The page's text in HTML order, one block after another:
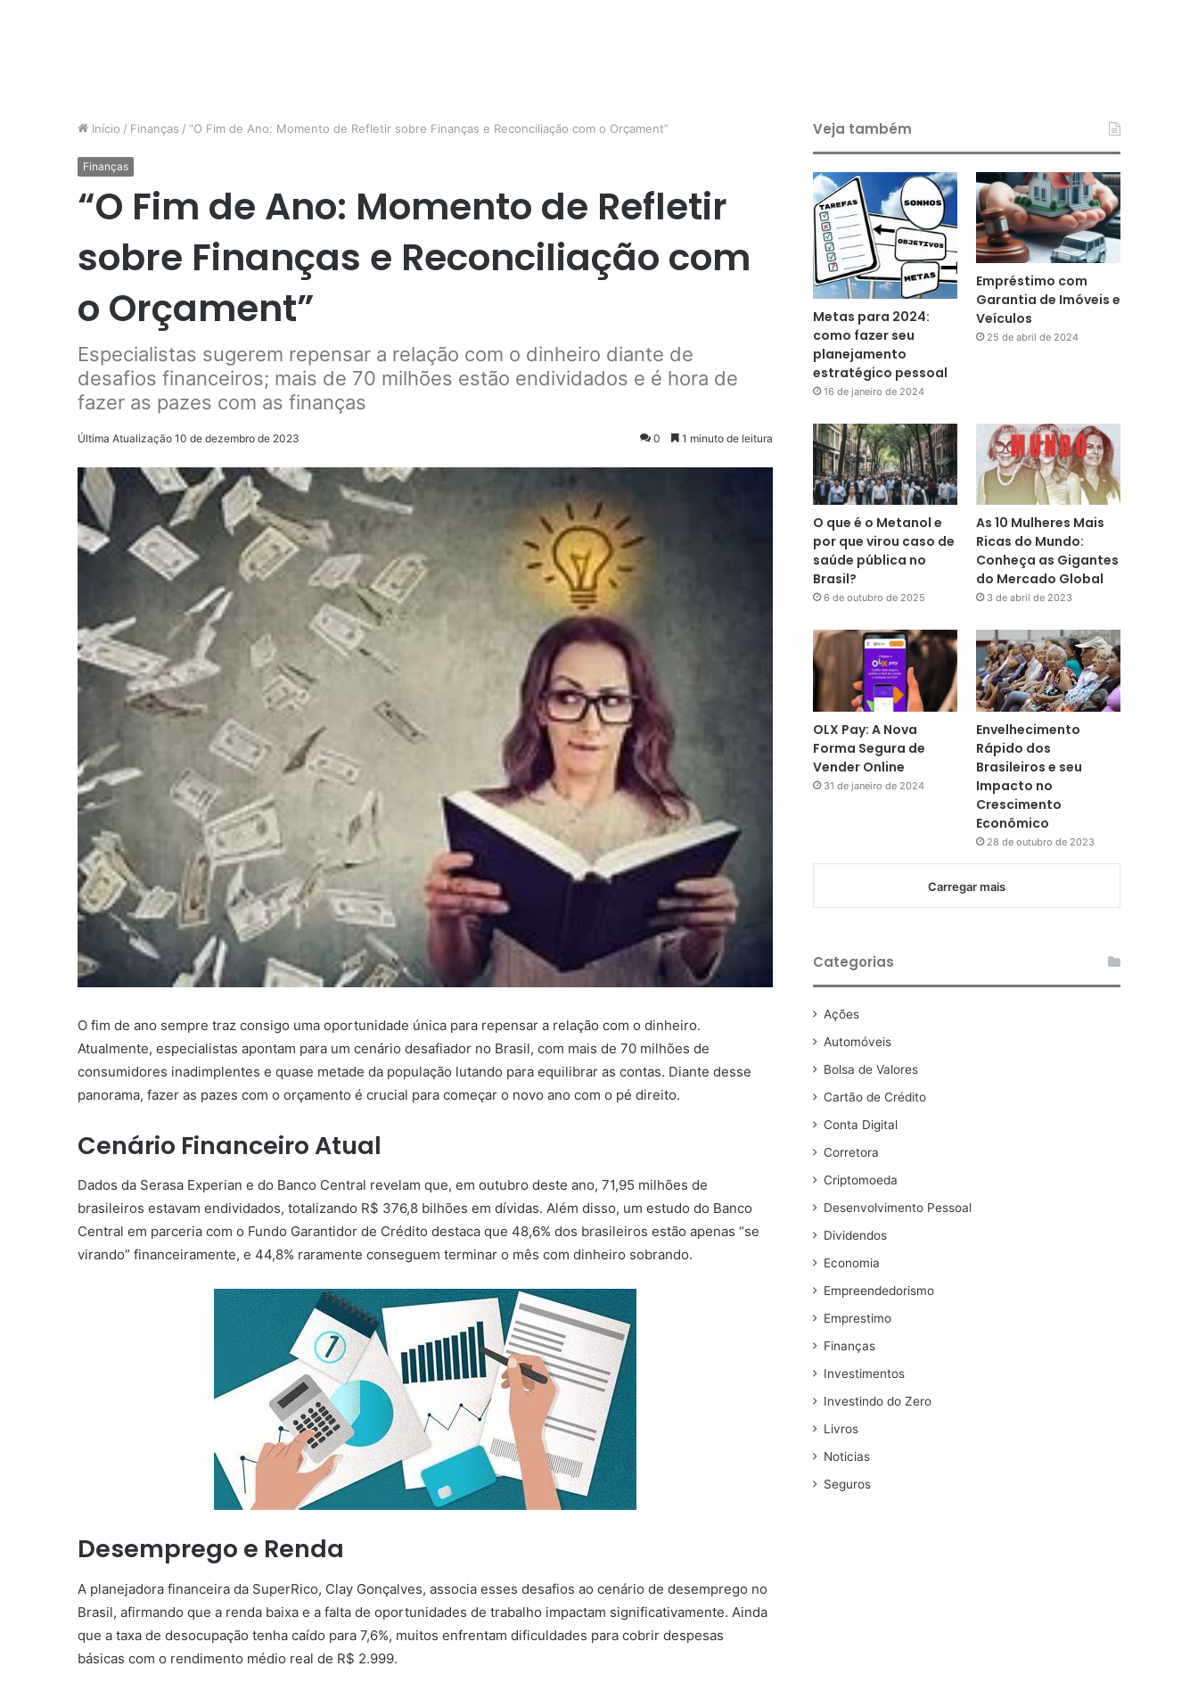
Início / Finanças / “O Fim de Ano: Momento de Refletir sobre Finanças e Reconciliação com o Orçament”
Finanças
“O Fim de Ano: Momento de Refletir
sobre Finanças e Reconciliação com
o Orçament”
Especialistas sugerem repensar a relação com o dinheiro diante de
desafios financeiros; mais de 70 milhões estão endividados e é hora de
fazer as pazes com as finanças
Última Atualização 10 de dezembro de 2023 0 1 minuto de leitura
O fim de ano sempre traz consigo uma oportunidade única para repensar a relação com o dinheiro.
Atualmente, especialistas apontam para um cenário desafiador no Brasil, com mais de 70 milhões de
consumidores inadimplentes e quase metade da população lutando para equilibrar as contas. Diante desse
panorama, fazer as pazes com o orçamento é crucial para começar o novo ano com o pé direito.
Cenário Financeiro Atual
Dados da Serasa Experian e do Banco Central revelam que, em outubro deste ano, 71,95 milhões de
brasileiros estavam endividados, totalizando R$ 376,8 bilhões em dívidas. Além disso, um estudo do Banco
Central em parceria com o Fundo Garantidor de Crédito destaca que 48,6% dos brasileiros estão apenas “se
virando” financeiramente, e 44,8% raramente conseguem terminar o mês com dinheiro sobrando.
Desemprego e Renda
A planejadora financeira da SuperRico, Clay Gonçalves, associa esses desafios ao cenário de desemprego no
Brasil, afirmando que a renda baixa e a falta de oportunidades de trabalho impactam significativamente. Ainda
que a taxa de desocupação tenha caído para 7,6%, muitos enfrentam dificuldades para cobrir despesas
básicas com o rendimento médio real de R$ 2.999.
Veja também
Metas para 2024:
como fazer seu
planejamento
estratégico pessoal
16 de janeiro de 2024
Empréstimo com
Garantia de Imóveis e
Veículos
25 de abril de 2024
O que é o Metanol e
por que virou caso de
saúde pública no
Brasil?
6 de outubro de 2025
As 10 Mulheres Mais
Ricas do Mundo:
Conheça as Gigantes
do Mercado Global
3 de abril de 2023
OLX Pay: A Nova
Forma Segura de
Vender Online
31 de janeiro de 2024
Envelhecimento
Rápido dos
Brasileiros e seu
Impacto no
Crescimento
Econômico
28 de outubro de 2023
Carregar mais
Categorias
Ações
Automóveis
Bolsa de Valores
Cartão de Crédito
Conta Digital
Corretora
Criptomoeda
Desenvolvimento Pessoal
Dividendos
Economia
Empreendedorismo
Emprestimo
Finanças
Investimentos
Investindo do Zero
Livros
Noticias
Seguros